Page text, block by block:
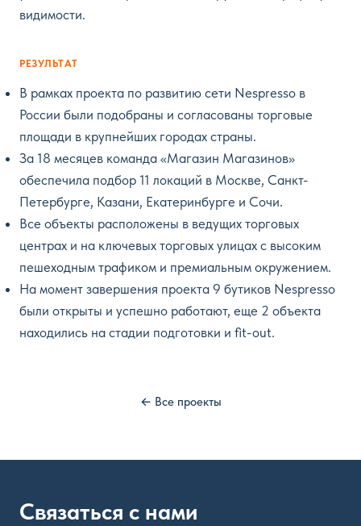
видимости.
РЕЗУЛЬТАТ
В рамках проекта по развитию сети Nespresso в
России были подобраны и согласованы торговые
площади в крупнейших городах страны.
За 18 месяцев команда «Магазин Магазинов»
обеспечила подбор 11 локаций в Москве, Санкт-
Петербурге, Казани, Екатеринбурге и Сочи.
Все объекты расположены в ведущих торговых
центрах и на ключевых торговых улицах с высоким
пешеходным трафиком и премиальным окружением.
На момент завершения проекта 9 бутиков Nespresso
были открыты и успешно работают, еще 2 объекта
находились на стадии подготовки и fit-out.
← Все проекты
Связаться с нами